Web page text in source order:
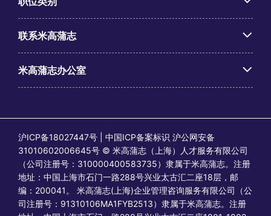
联系米高蒲志
米高蒲志办公室
沪ICP备18027447号 | 中国ICP备案标识 沪公网安备
31010602006645号 © 米高蒲志（上海）人才服务有限公司
（公司注册号：310000400583735）隶属于米高蒲志。注册
地址：中国上海市石门一路288号兴业太古汇二座18层，邮
编：200041。 米高蒲志(上海)企业管理咨询服务有限公司（公
司注册号：91310106MA1FYB2513）隶属于米高蒲志。注册